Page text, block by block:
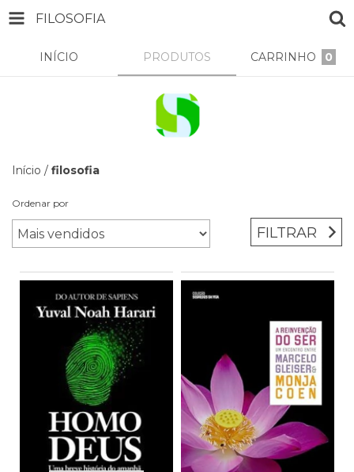
FILOSOFIA
INÍCIO PRODUTOS CARRINHO 0
Início / filosofia
Ordenar por
FILTRAR